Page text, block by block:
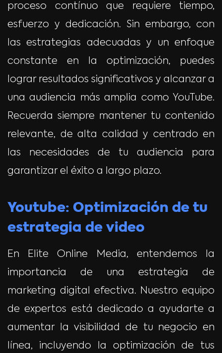
proceso contínuo que requiere tiempo,
esfuerzo y dedicación. Sin embargo, con
las estrategias adecuadas y un enfoque
constante en la optimización, puedes
lograr resultados significativos y alcanzar a
una audiencia más amplia como YouTube.
Recuerda siempre mantener tu contenido
relevante, de alta calidad y centrado en
las necesidades de tu audiencia para
garantizar el éxito a largo plazo.
Youtube: Optimización de tu
estrategia de video
En Elite Online Media, entendemos la
importancia de una estrategia de
marketing digital efectiva. Nuestro equipo
de expertos está dedicado a ayudarte a
aumentar la visibilidad de tu negocio en
línea, incluyendo la optimización de tus